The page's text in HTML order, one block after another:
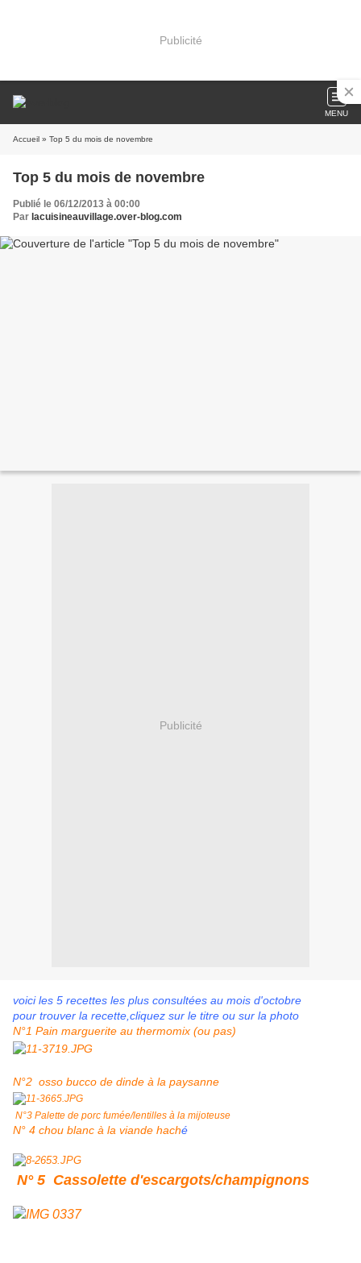
Publicité
MENU
Accueil » Top 5 du mois de novembre
Top 5 du mois de novembre
Publié le 06/12/2013 à 00:00
Par lacuisineauvillage.over-blog.com
Publicité
voici les 5 recettes les plus consultées au mois d'octobre
pour trouver la recette,cliquez sur le titre ou sur la photo
N°1 Pain marguerite au thermomix (ou pas)
N°2 osso bucco de dinde à la paysanne
N°3 Palette de porc fumée/lentilles à la mijoteuse
N° 4 chou blanc à la viande haché
N° 5 Cassolette d'escargots/champignons